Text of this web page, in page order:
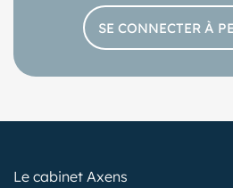
SE CONNECTER À
Le cabinet Axens